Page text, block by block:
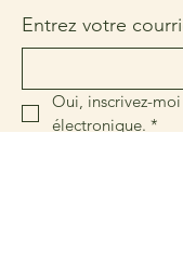
Entrez votre
Oui, inscrivez-
électronique. *